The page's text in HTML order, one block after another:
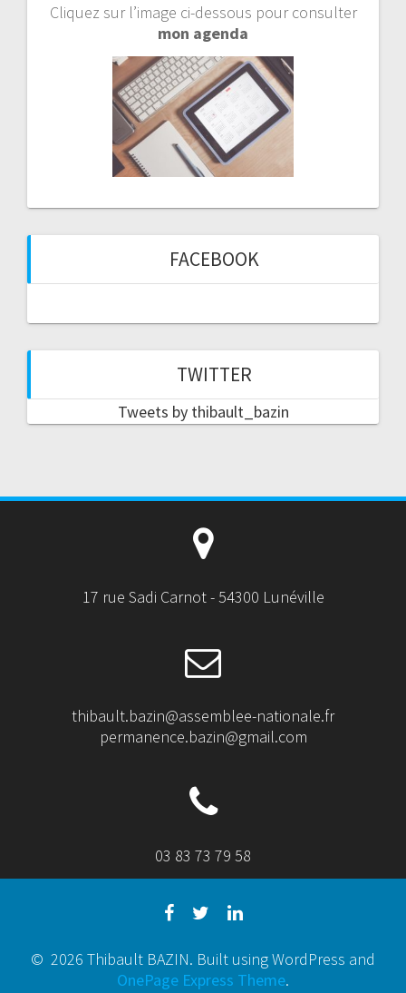
Cliquez sur l’image ci-dessous pour consulter
mon agenda
FACEBOOK
TWITTER
Tweets by thibault_bazin
17 rue Sadi Carnot - 54300 Lunéville
thibault.bazin@assemblee-nationale.fr
permanence.bazin@gmail.com
03 83 73 79 58
© 2026 Thibault BAZIN. Built using WordPress and
OnePage Express Theme.